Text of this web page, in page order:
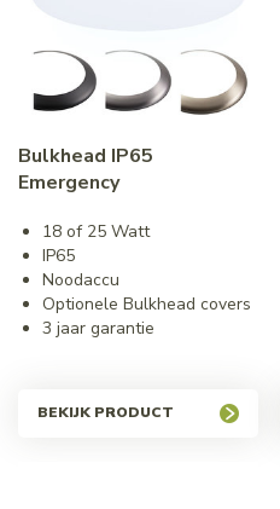
Bulkhead IP65
Emergency
18 of 25 Watt
IP65
Noodaccu
Optionele Bulkhead covers
3 jaar garantie
BEKIJK PRODUCT